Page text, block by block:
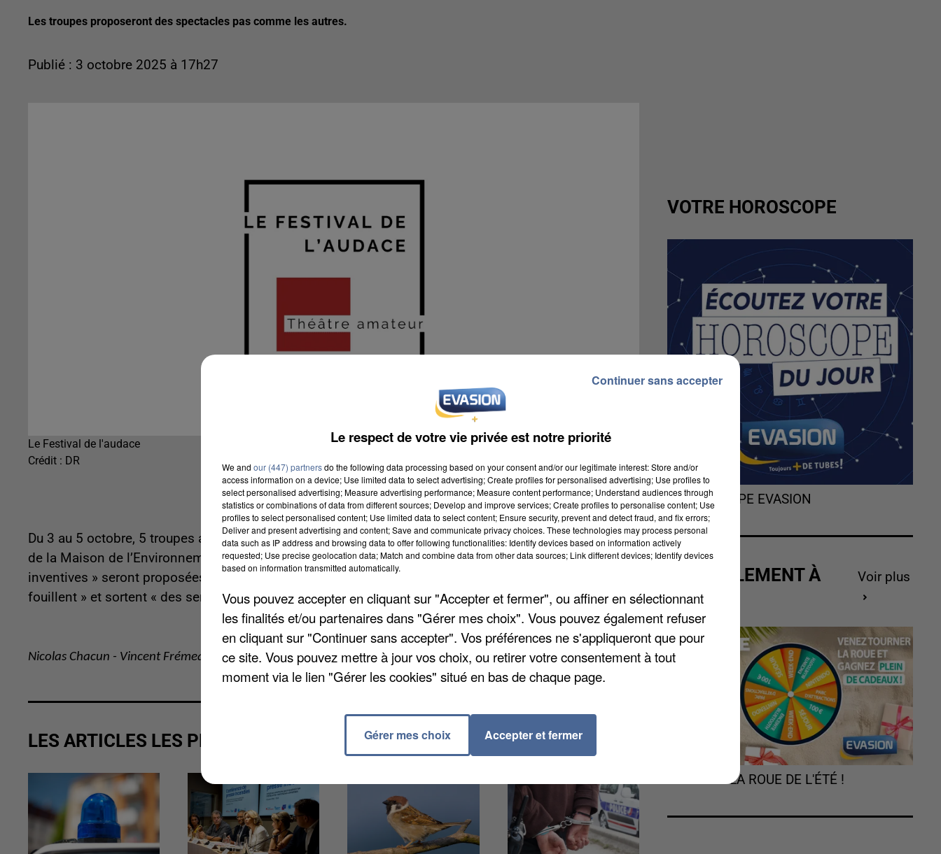
Les troupes proposeront des spectacles pas comme les autres.
Publié : 3 octobre 2025 à 17h27
Le Festival de l'audace
Crédit : DR
Du 3 au 5 octobre, 5 troupes amateurs sélectionnées par les organisateurs se produisent sur la scène
de la Maison de l’Environnement à l’occasion du Festival de l’audace. Des pièces « innovantes,
inventives » seront proposées au public, les organisateurs ont choisi des troupes « qui cherchent, qui
fouillent » et sortent « des sentiers battus ». L’entrée est à 5€, et 20€ pour un pass week-end.
Nicolas Chacun - Vincent Frémeaux
LES ARTICLES LES PLUS VUS
VOTRE HOROSCOPE
L'HOROSCOPE EVASION
ACTUELLEMENT À
GAGNER
Voir plus
TOURNEZ LA ROUE DE L'ÉTÉ !
Le respect de votre vie privée est notre priorité
We and our (447) partnersdo the following data processing based on your consent and/or our legitimate interest: Store and/or
access information on a device; Use limited data to select advertising; Create profiles for personalised advertising; Use profiles to
select personalised advertising; Measure advertising performance; Measure content performance; Understand audiences through
statistics or combinations of data from different sources; Develop and improve services; Create profiles to personalise content; Use
profiles to select personalised content; Use limited data to select content; Ensure security, prevent and detect fraud, and fix errors;
Deliver and present advertising and content; Save and communicate privacy choices. These technologies may process personal
data such as IP address and browsing data to offer following functionalities: Identify devices based on information actively
requested; Use precise geolocation data; Match and combine data from other data sources; Link different devices; Identify devices
based on information transmitted automatically.
Vous pouvez accepter en cliquant sur "Accepter et fermer", ou affiner en sélectionnant
les finalités et/ou partenaires dans "Gérer mes choix". Vous pouvez également refuser
en cliquant sur "Continuer sans accepter". Vos préférences ne s'appliqueront que pour
ce site. Vous pouvez mettre à jour vos choix, ou retirer votre consentement à tout
moment via le lien "Gérer les cookies" situé en bas de chaque page.
Gérer mes choix Accepter et fermer
Continuer sans accepter